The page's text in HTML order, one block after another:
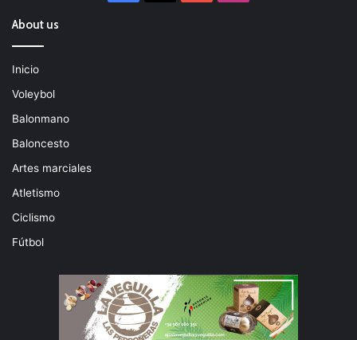
About us
Inicio
Voleybol
Balonmano
Baloncesto
Artes marciales
Atletismo
Ciclismo
Fútbol